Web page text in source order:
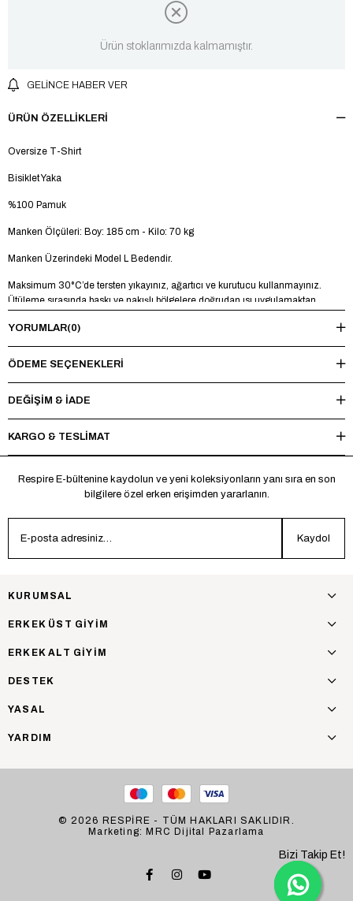
Ürün stoklarımızda kalmamıştır.
GELINCE HABER VER
ÜRÜN ÖZELLIKLERI
Oversize T-Shirt
Bisiklet Yaka
%100 Pamuk
Manken Ölçüleri: Boy: 185 cm - Kilo: 70 kg
Manken Üzerindeki Model L Bedendir.
Maksimum 30°C’de tersten yıkayınız, ağartıcı ve kurutucu kullanmayınız.
Ütüleme sırasında baskı ve nakışlı bölgelere doğrudan ısı uygulamaktan
YORUMLAR(0)
ÖDEME SEÇENEKLERI
DEĞİŞİM & İADE
KARGO & TESLİMAT
Respire E-bültenine kaydolun ve yeni koleksiyonların yanı sıra en son
bilgilere özel erken erişimden yararlanın.
Kaydol
KURUMSAL
ERKEK ÜST GİYİM
ERKEK ALT GİYİM
DESTEK
YASAL
YARDIM
© 2026 RESPİRE - TÜM HAKLARI SAKLIDIR.
Marketing: MRC Dijital Pazarlama
Bizi Takip Et!